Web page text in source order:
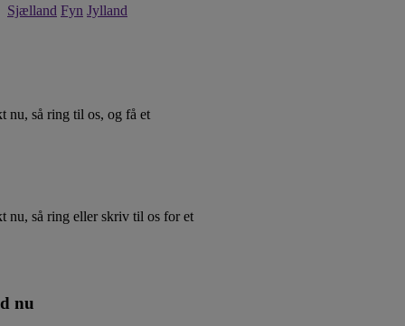
Sjælland Fyn Jylland
nu, så ring til os, og få et
nu, så ring eller skriv til os for et
nu